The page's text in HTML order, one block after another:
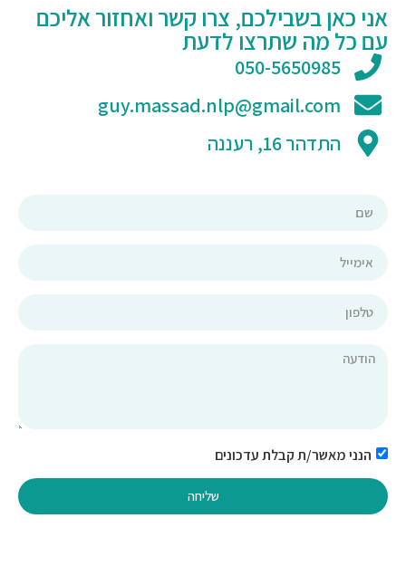
אני כאן בשבילכם, צרו קשר ואחזור אליכם
עם כל מה שתרצו לדעת
050-5650985
guy.massad.nlp@gmail.com
התדהר 16, רעננה
הנני מאשר/ת קבלת עדכונים
שליחה